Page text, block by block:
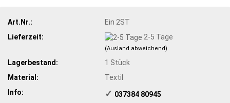
Art.Nr.:
Ein 2ST
Lieferzeit:
2-5 Tage
(Ausland abweichend)
Lagerbestand: 1 Stück
Material:
Textil
Info:
✓ ​ 037384 80945